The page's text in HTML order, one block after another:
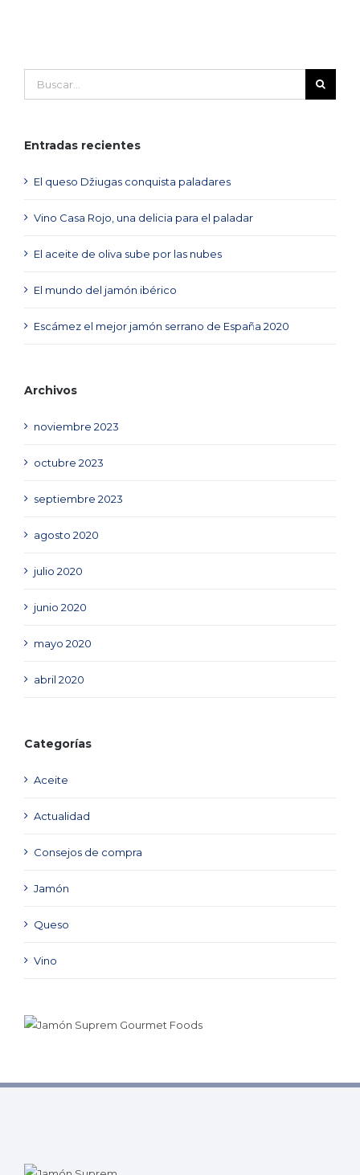
Buscar:
Entradas recientes
El queso Džiugas conquista paladares
Vino Casa Rojo, una delicia para el paladar
El aceite de oliva sube por las nubes
El mundo del jamón ibérico
Escámez el mejor jamón serrano de España 2020
Archivos
noviembre 2023
octubre 2023
septiembre 2023
agosto 2020
julio 2020
junio 2020
mayo 2020
abril 2020
Categorías
Aceite
Actualidad
Consejos de compra
Jamón
Queso
Vino